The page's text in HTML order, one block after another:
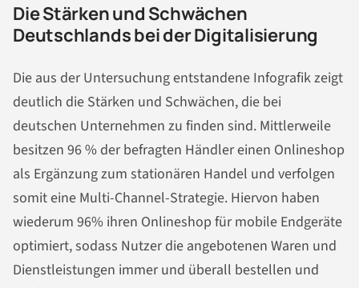
Die Stärken und Schwächen
Deutschlands bei der Digitalisierung
Die aus der Untersuchung entstandene Infografik zeigt
deutlich die Stärken und Schwächen, die bei
deutschen Unternehmen zu finden sind. Mittlerweile
besitzen 96 % der befragten Händler einen Onlineshop
als Ergänzung zum stationären Handel und verfolgen
somit eine Multi-Channel-Strategie. Hiervon haben
wiederum 96% ihren Onlineshop für mobile Endgeräte
optimiert, sodass Nutzer die angebotenen Waren und
Dienstleistungen immer und überall bestellen und